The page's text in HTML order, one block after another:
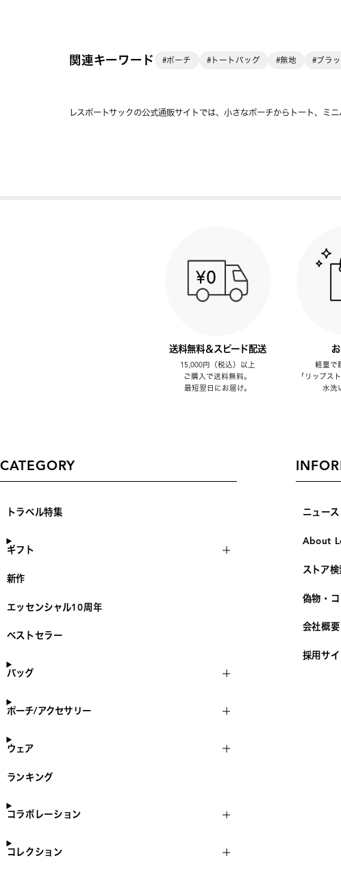
関連キーワード #ポーチ #トートバッグ #無地 #ブラ
レスポートサックの公式通販サイトでは、小さなポーチからトート、ミ
送料無料＆スピード配送
15,000円（税込）以上
ご購入で送料無料。
最短翌日にお届け。
軽量で
「リップス
水洗
CATEGORY
トラベル特集
ギフト
新作
エッセンシャル10周年
ベストセラー
バッグ
ポーチ/アクセサリー
ウェア
ランキング
コラボレーション
コレクション
ニュース
About
ストア検
偽物・
会社概要
採用サイ